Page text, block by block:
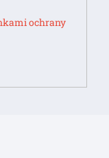
ochrany